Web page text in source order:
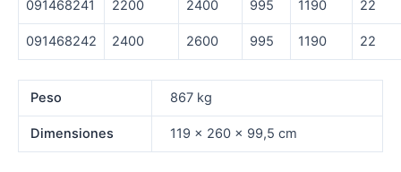
091468241 2200 2400 995 1190 22
091468242 2400 2600 995 1190 22
Peso 867 kg
Dimensiones 119 × 260 × 99,5 cm